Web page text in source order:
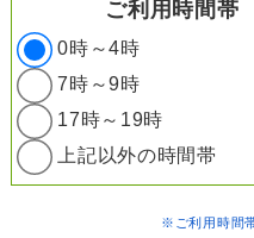
ご利用時間帯
0時～4時
7時～9時
17時～19時
上記以外の時間帯
※ご利用時間